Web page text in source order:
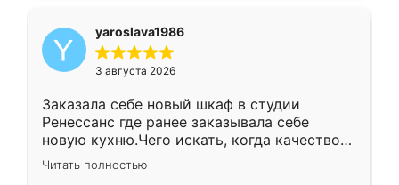
yaroslava1986
3 августа 2026
Заказала себе новый шкаф в студии
Ренессанс где ранее заказывала себе
новую кухню.Чего искать, когда качеством
вполне довольна. Служит кухня уже почти
два года, нареканий нет.
Читать полностью